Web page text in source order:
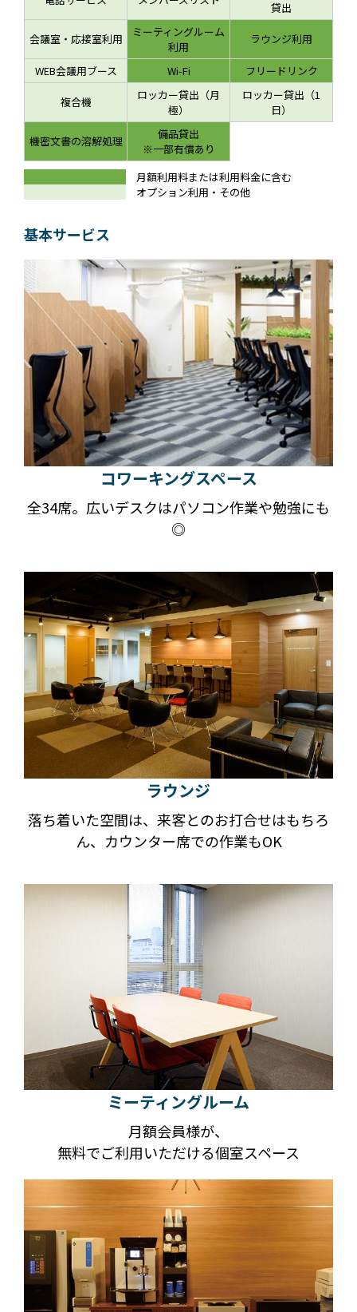
貸出
会議室・応接室利用
ミーティングルーム
利用
ラウンジ利用
WEB会議用ブース Wi-Fi フリードリンク
複合機
ロッカー貸出（月
極）
ロッカー貸出（1
日）
機密文書の溶解処理
備品貸出
※一部有償あり
月額利用料または利用料金に含む
オプション利用・その他
基本サービス
コワーキングスペース
全34席。広いデスクはパソコン作業や勉強にも
◎
ラウンジ
落ち着いた空間は、来客とのお打合せはもちろ
ん、カウンター席での作業もOK
ミーティングルーム
月額会員様が、
無料でご利用いただける個室スペース